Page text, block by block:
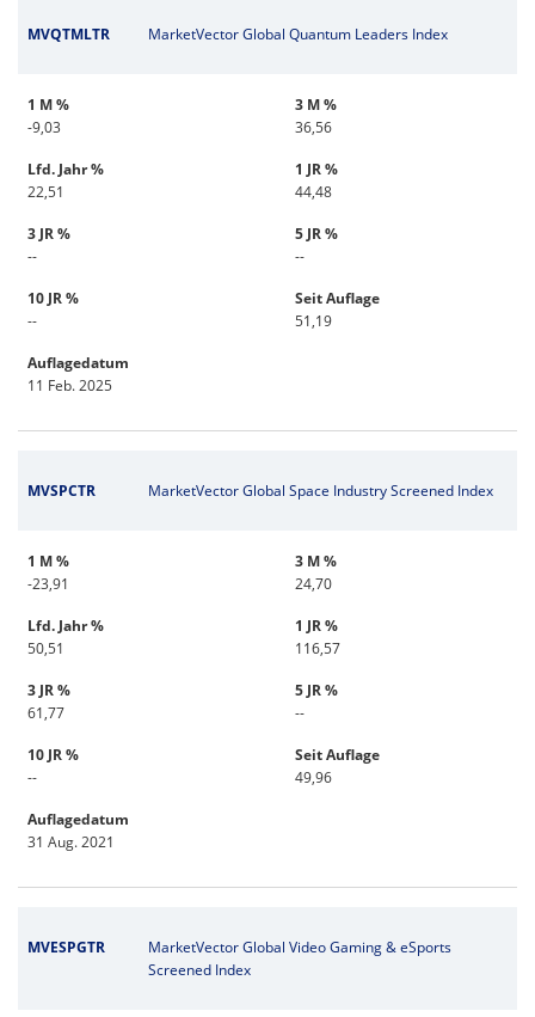
MVQTMLTR MarketVector Global Quantum Leaders Index
1 M %
-9,03
3 M %
36,56
Lfd. Jahr %
22,51
1 JR %
44,48
3 JR %
--
5 JR %
--
10 JR %
--
Seit Auflage
51,19
Auflagedatum
11 Feb. 2025
MVSPCTR MarketVector Global Space Industry Screened Index
1 M %
-23,91
3 M %
24,70
Lfd. Jahr %
50,51
1 JR %
116,57
3 JR %
61,77
5 JR %
--
10 JR %
--
Seit Auflage
49,96
Auflagedatum
31 Aug. 2021
MVESPGTR
MarketVector Global Video Gaming & eSports
Screened Index